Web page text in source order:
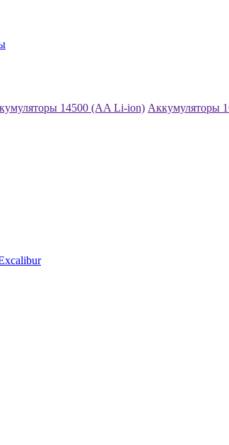
14500 (AA Li-ion) Аккумуляторы